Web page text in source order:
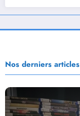
Nos derniers articles